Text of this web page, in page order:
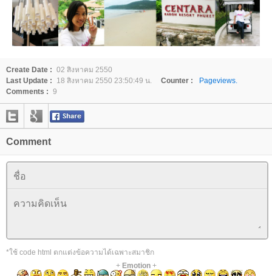
Create Date : 02 สิงหาคม 2550
Last Update :
18 สิงหาคม 2550 23:50:49 น. Counter :
Pageviews.
Comments : 9
Comment
*ใช้ code html ตกแต่งข้อความได้เฉพาะสมาชิก
+ Emotion+